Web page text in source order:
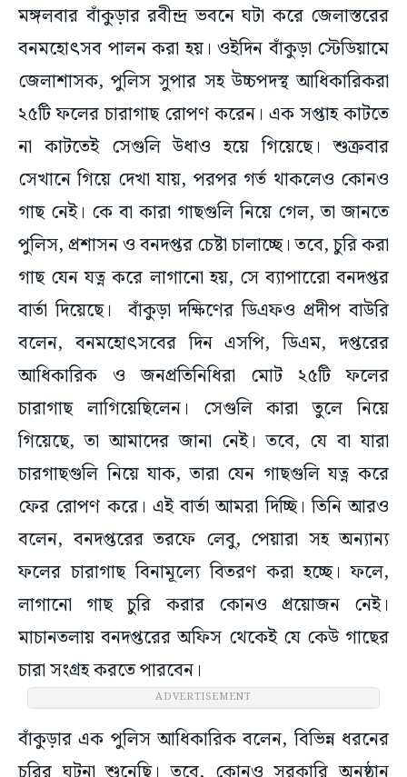
মঙ্গলবার বাঁকুড়ার রবীন্দ্র ভবনে ঘটা করে জেলাস্তরের
বনমহোৎসব পালন করা হয়। ওইদিন বাঁকুড়া স্টেডিয়ামে
জেলাশাসক, পুলিস সুপার সহ উচ্চপদস্থ আধিকারিকরা
২৫টি ফলের চারাগাছ রোপণ করেন। এক সপ্তাহ কাটতে
না কাটতেই সেগুলি উধাও হয়ে গিয়েছে। শুক্রবার
সেখানে গিয়ে দেখা যায়, পরপর গর্ত থাকলেও কোনও
গাছ নেই। কে বা কারা গাছগুলি নিয়ে গেল, তা জানতে
পুলিস, প্রশাসন ও বনদপ্তর চেষ্টা চালাচ্ছে। তবে, চুরি করা
গাছ যেন যত্ন করে লাগানো হয়, সে ব্যাপারেো বনদপ্তর
বার্তা দিয়েছে। বাঁকুড়া দক্ষিণের ডিএফও প্রদীপ বাউরি
বলেন, বনমহোৎসবের দিন এসপি, ডিএম, দপ্তরের
আধিকারিক ও জনপ্রতিনিধিরা মোট ২৫টি ফলের
চারাগাছ লাগিয়েছিলেন। সেগুলি কারা তুলে নিয়ে
গিয়েছে, তা আমাদের জানা নেই। তবে, যে বা যারা
চারগাছগুলি নিয়ে যাক, তারা যেন গাছগুলি যত্ন করে
ফের রোপণ করে। এই বার্তা আমরা দিচ্ছি। তিনি আরও
বলেন, বনদপ্তরের তরফে লেবু, পেয়ারা সহ অন্যান্য
ফলের চারাগাছ বিনামূল্যে বিতরণ করা হচ্ছে। ফলে,
লাগানো গাছ চুরি করার কোনও প্রয়োজন নেই।
মাচানতলায় বনদপ্তরের অফিস থেকেই যে কেউ গাছের
চারা সংগ্রহ করতে পারবেন।
ADVERTISEMENT
বাঁকুড়ার এক পুলিস আধিকারিক বলেন, বিভিন্ন ধরনের